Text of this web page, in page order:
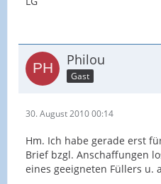
Philou
Gast
30. August 2010 00:14
Hm. Ich habe gerade erst
Brief bzgl. Anschaffungen
eines geeigneten Füllers u.